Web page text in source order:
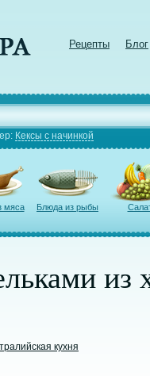
Рецепты Блог
Кексы с начинкой
мяса Блюда из рыбы
из
кухня